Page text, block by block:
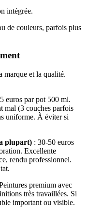
intégrée.
de couleurs, parfois plus
marque et la qualité.
euros par pot 500 ml.
mal (3 couches parfois
uniforme. À éviter si
plupart) : 30-50 euros
Excellente
rendu professionnel.
premium avec
très travaillées. Si
important ou visible.